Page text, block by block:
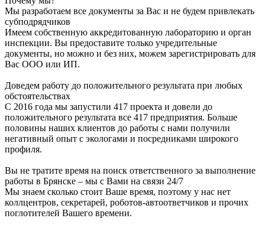
Мы разработаем все документы за Вас и не будем привлекать
субподрядчиков
Имеем собственную аккредитованную лабораторию и орган
инспекции. Вы предоставите только учредительные
документы, но можно и без них, можем зарегистрировать для
Вас ООО или ИП.
Доведем работу до положительного результата при любых
обстоятельствах
С 2016 года мы запустили 417 проекта и довели до
положительного результата все 417 предприятия. Больше
половины наших клиентов до работы с нами получили
негативный опыт с экологами и посредниками широкого
профиля.
Вы не тратите время на поиск ответственного за выполнение
работы в Брянске – мы с Вами на связи 24/7
Мы знаем сколько стоит Ваше время, поэтому у нас нет
коллцентров, секретарей, роботов-автоответчиков и прочих
поглотителей Вашего времени.